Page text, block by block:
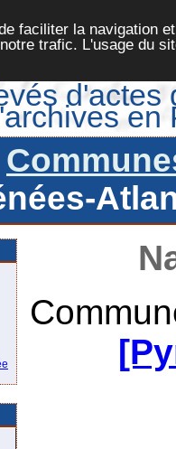
faciliter la navigation
trafic. L'usage du
d'actes
en